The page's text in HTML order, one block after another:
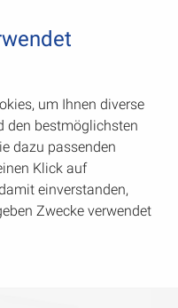
um Ihnen diverse
den bestmöglichsten
dazu passenden
Klick auf
einverstanden,
Zwecke verwendet